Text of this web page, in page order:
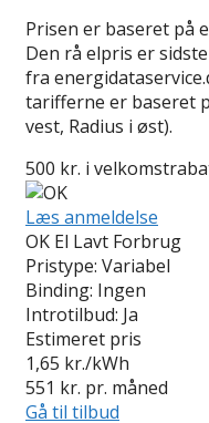
Prisen er baseret på
Den rå elpris er
fra
tarifferne er baseret
vest, Radius i øst).
500 kr. i
Læs anmeldelse
OK El Lavt Forbrug
Pristype: Variabel
Binding: Ingen
Introtilbud: Ja
Estimeret pris
1,65 kr./kWh
551 kr. pr. måned
Gå til tilbud